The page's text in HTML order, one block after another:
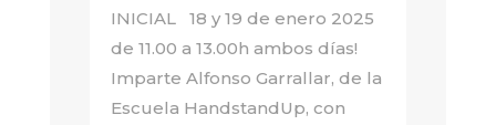
INICIAL 18 y 19 de enero 2025
de 11.00 a 13.00h ambos días!
Imparte Alfonso Garrallar, de la
Escuela HandstandUp, con